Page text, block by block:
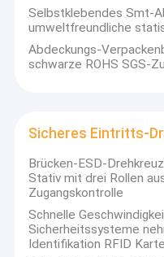
Selbstklebendes Smt-
umweltfreundliche
Abdeckungs-
schwarze ROHS SGS-
Sicheres Eintritts-
Brücken-ESD-
Stativ mit drei Rollen
Zugangskontrolle
Schnelle
Sicherheitssysteme
Identifikation RFID